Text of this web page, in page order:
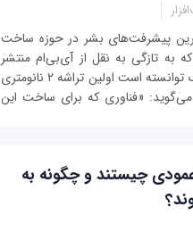
پیشرفت‌های بشر در حوزه ساخت
به تازگی به نقل از آی‌بی‌ام منتشر
شده نشان می‌دهد این شرکت بزرگ توانسته است اولین تراشه ۲ نانومتری
«فناوری که برای ساخت این
عمودی چیستند و چگونه به